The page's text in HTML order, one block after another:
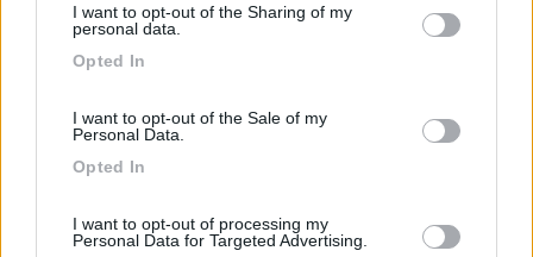
not limited to your visit or usage behaviour. You may click to
grant or deny consent to Google and its third-party tags to
use your data for below specified purposes in below Google
I want to opt-out of the Sharing of my
personal data.
Opted In
I want to opt-out of the Sale of my
Personal Data.
Opted In
I want to opt-out of processing my
Personal Data for Targeted Advertising.
Campeggio pulito, proprietaria gentile, sorridente.
punto di partenza per visitare la città, prendendo
campeggio.